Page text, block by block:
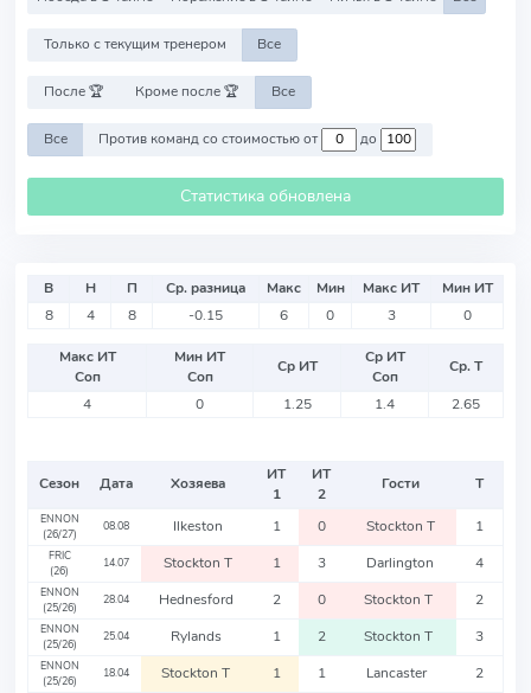
Только с текущим тренером Все
После 🏆 Кроме после 🏆 Все
Все Против команд со стоимостью от до
Статистика обновлена
В Н П Ср. разница Макс Мин Макс ИТ
Мин ИТ
8
4 8 -0.15 6 0 3 0
Макс ИТ
Соп
Мин ИТ
Соп
Ср ИТ
Ср ИТ
Соп
Ср. Т
4
0 1.25 1.4 2.65
Сезон Дата Хозяева
ИТ
1
ИТ
2
Гости Т
ENNON
(26/27)
08.08 Ilkeston 1 0 Stockton T 1
FRIC
(26)
14.07 Stockton T 1 3 Darlington 4
ENNON
(25/26)
28.04 Hednesford 2 0 Stockton T 2
ENNON
(25/26)
25.04 Rylands 1 2 Stockton T 3
ENNON
(25/26)
18.04 Stockton T 1 1 Lancaster 2